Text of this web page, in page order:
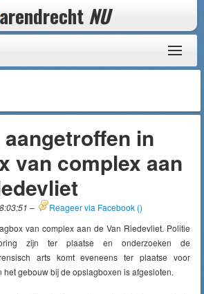
arendrecht NU
in
van complex aan
– Reageer via Facebook ()
van complex aan de Van Riedevliet. Politie
zijn ter plaatse en onderzoeken de
arts komt eveneens ter plaatse voor
gebouw bij de opslagboxen is afgesloten.